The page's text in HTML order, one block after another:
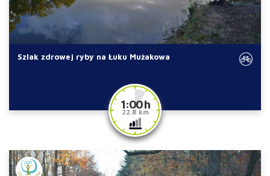
Szlak zdrowej ryby na Łuku Mużakowa
1:00 h
22.8 km